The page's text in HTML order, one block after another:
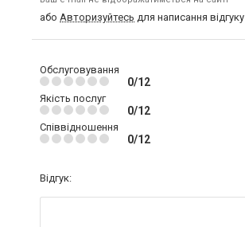
або Авторизуйтесь для написання відгуку
Обслуговування
0/12
Якість послуг
0/12
Співвідношення
0/12
Відгук: